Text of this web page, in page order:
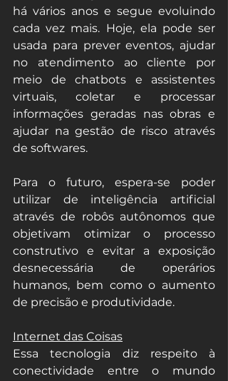
há vários anos e segue evoluindo
cada vez mais. Hoje, ela pode ser
usada para prever eventos, ajudar
no atendimento ao cliente por
meio de chatbots e assistentes
virtuais, coletar e processar
informações geradas nas obras e
ajudar na gestão de risco através
de softwares.
Para o futuro, espera-se poder
utilizar de inteligência artificial
através de robôs autônomos que
objetivam otimizar o processo
construtivo e evitar a exposição
desnecessária de operários
humanos, bem como o aumento
de precisão e produtividade.
Internet das Coisas
Essa tecnologia diz respeito à
conectividade entre o mundo